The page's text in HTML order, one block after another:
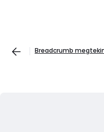
Breadcrumb